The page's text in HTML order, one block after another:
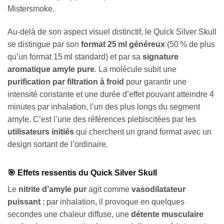
Mistersmoke.
Au-delà de son aspect visuel distinctif, le Quick Silver Skull
se distingue par son format 25 ml généreux (50 % de plus
qu’un format 15 ml standard) et par sa signature
aromatique amyle pure. La molécule subit une
purification par filtration à froid pour garantir une
intensité constante et une durée d’effet pouvant atteindre 4
minutes par inhalation, l’un des plus longs du segment
amyle. C’est l’une des références plebiscitées par les
utilisateurs initiés qui cherchent un grand format avec un
design sortant de l’ordinaire.
🎯 Effets ressentis du Quick Silver Skull
Le nitrite d’amyle pur agit comme vasodilatateur
puissant : par inhalation, il provoque en quelques
secondes une chaleur diffuse, une détente musculaire